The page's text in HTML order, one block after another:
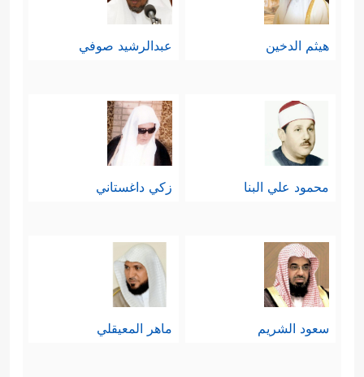
هيثم الدخين عبدالرشيد صوفي
محمود علي البنا زكي داغستاني
سعود الشريم ماهر المعيقلي